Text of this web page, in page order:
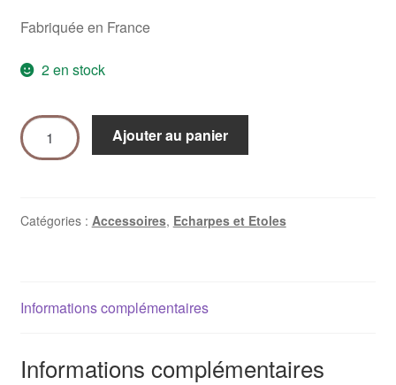
Fabriquée en France
2 en stock
Ajouter au panier
Catégories : Accessoires, Echarpes et Etoles
Informations complémentaires
Informations complémentaires